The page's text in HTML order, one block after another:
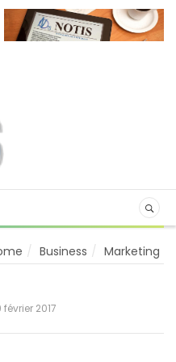
Business Marketing
février 2017